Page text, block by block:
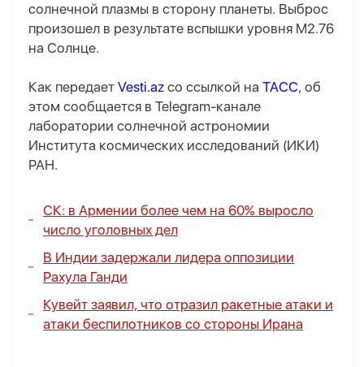
солнечной плазмы в сторону планеты. Выброс
произошел в результате вспышки уровня M2.76
на Солнце.
Как передает Vesti.az со ссылкой на ТАСС, об
этом сообщается в Telegram-канале
лаборатории солнечной астрономии
Института космических исследований (ИКИ)
РАН.
СК: в Армении более чем на 60% выросло
число уголовных дел
В Индии задержали лидера оппозиции
Рахула Ганди
Кувейт заявил, что отразил ракетные атаки и
атаки беспилотников со стороны Ирана